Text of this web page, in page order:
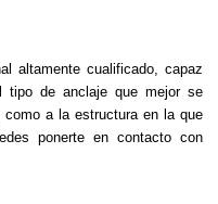
altamente cualificado, capaz
tipo de anclaje que mejor se
a la estructura en la que
ponerte en contacto con